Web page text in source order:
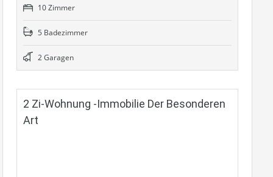
10 Zimmer
5 Badezimmer
2 Garagen
2 Zi-Wohnung -Immobilie Der Besonderen
Art